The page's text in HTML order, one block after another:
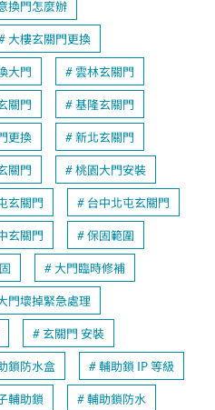
換門怎麼辦
大樓玄關門更換
大門 雲林玄關門
關門 基隆玄關門
更換 新北玄關門
關門 桃園大門安裝
玄關門 台中北屯玄關門
玄關門 保固範圍
大門臨時修補
門壞掉緊急處理
玄關門 安裝
鎖防水盒 輔助鎖 IP 等級
輔助鎖 輔助鎖防水